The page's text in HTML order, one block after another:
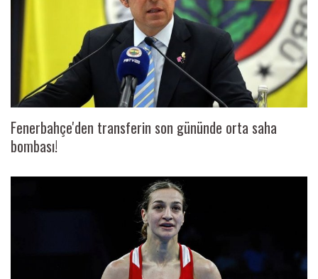
Fenerbahçe'den transferin son gününde orta saha
bombası!